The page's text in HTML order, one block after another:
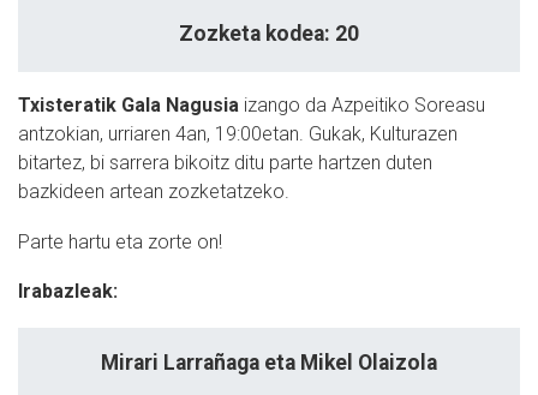
Zozketa kodea: 20
Txisteratik Gala Nagusia izango da Azpeitiko Soreasu
antzokian, urriaren 4an, 19:00etan. Gukak, Kulturazen
bitartez, bi sarrera bikoitz ditu parte hartzen duten
bazkideen artean zozketatzeko.
Parte hartu eta zorte on!
Irabazleak:
Mirari Larrañaga eta Mikel Olaizola